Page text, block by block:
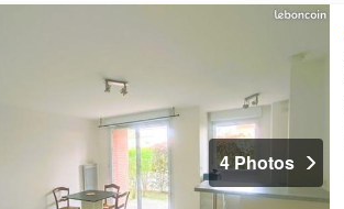
4 Photos